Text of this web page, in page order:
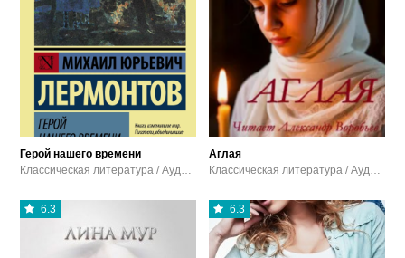
Герой нашего времени
Аглая
6.3 6.3